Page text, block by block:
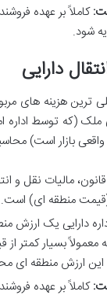
کاملاً بر عهده
شود.
دارایی
ترین هزینه های
(که توسط اداره
بازار است)
منطقه ای) است.
دارایی یک ارزش
معمولاً بسیار کمتر
این ارزش منطقه ای
کاملاً بر عهده